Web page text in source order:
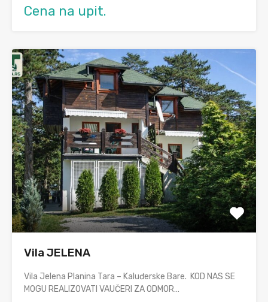
Cena na upit.
Vila JELENA
Vila Jelena Planina Tara – Kaluđerske Bare. KOD NAS SE
MOGU REALIZOVATI VAUČERI ZA ODMOR…